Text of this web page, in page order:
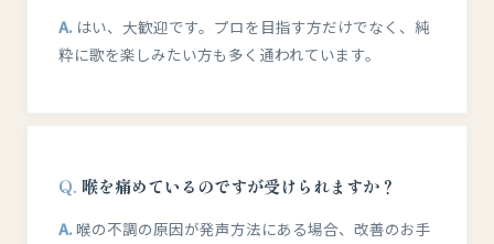
はい、大歓迎です。プロを目指す方だけでなく、純
粋に歌を楽しみたい方も多く通われています。
喉を痛めているのですが受けられますか？
喉の不調の原因が発声方法にある場合、改善のお手